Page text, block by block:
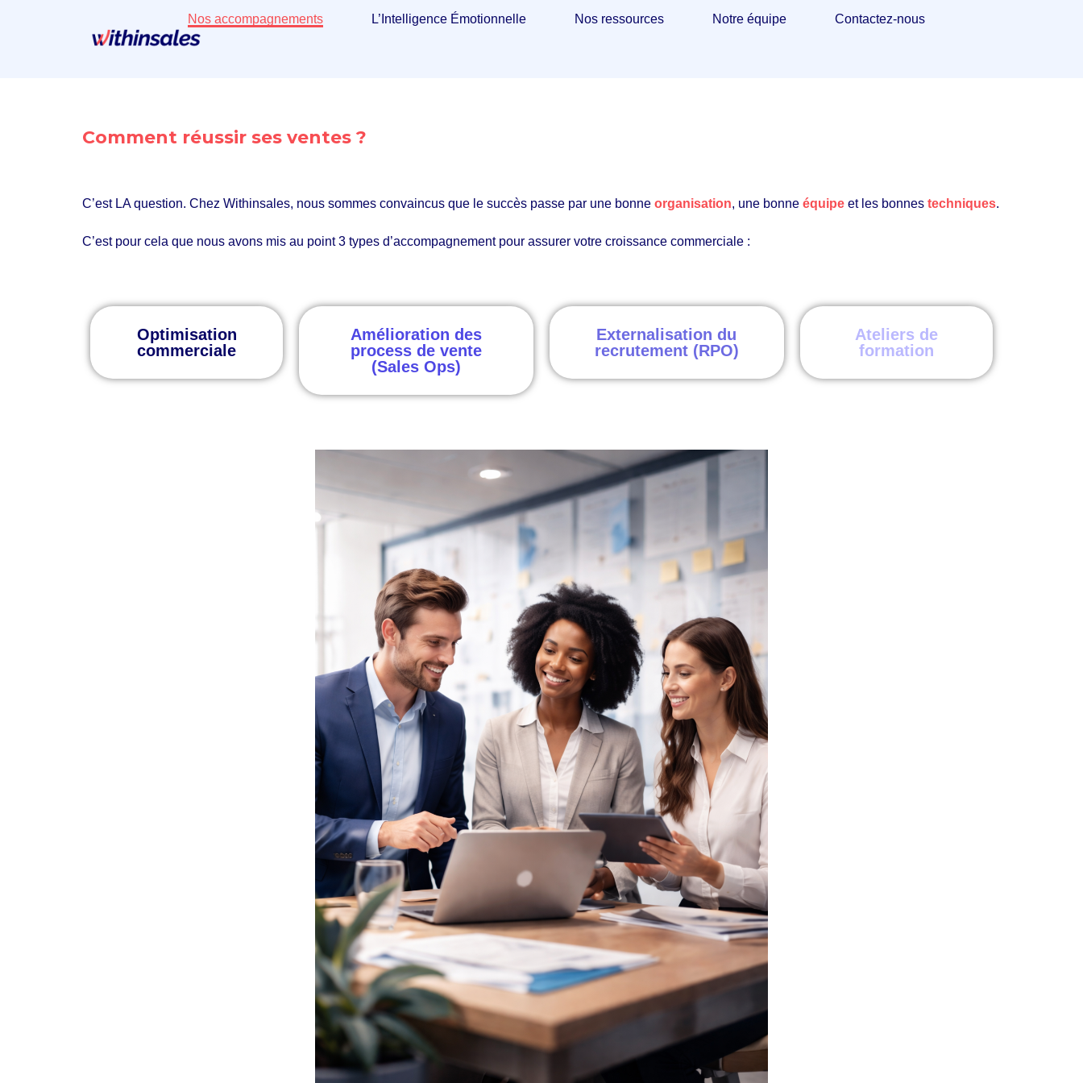
Nos accompagnements L’Intelligence Émotionnelle Nos ressources Notre équipe Contactez-nous
Comment réussir ses ventes ?
C’est LAquestion. Chez Withinsales, nous sommes convaincus que le succès passe par une bonne organisation, une bonne équipe et les bonnes techniques.
C’est pour cela que nous avons mis au point 3 types d’accompagnement pour assurer votre croissance commerciale :
Optimisation
commerciale
Amélioration des
process de vente
(Sales Ops)
Externalisation du
recrutement (RPO)
Ateliers de
formation